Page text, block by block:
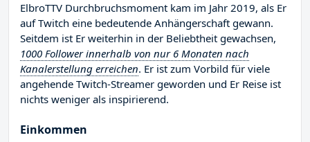
ElbroTTV Durchbruchsmoment kam im Jahr 2019, als Er
auf Twitch eine bedeutende Anhängerschaft gewann.
Seitdem ist Er weiterhin in der Beliebtheit gewachsen,
1000 Follower innerhalb von nur 6 Monaten nach
Kanalerstellung erreichen. Er ist zum Vorbild für viele
angehende Twitch-Streamer geworden und Er Reise ist
nichts weniger als inspirierend.
Einkommen